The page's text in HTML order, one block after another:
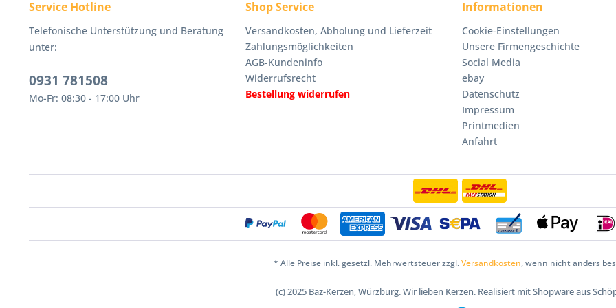
Service Hotline
Telefonische Unterstützung und Beratung
unter:
0931 781508
Mo-Fr: 08:30 - 17:00 Uhr
Shop Service
Versandkosten, Abholung und Lieferzeit
Zahlungsmöglichkeiten
AGB-Kundeninfo
Widerrufsrecht
Bestellung widerrufen
Informationen
Cookie-Einstellungen
Unsere Firmengeschichte
Social Media
ebay
Datenschutz
Impressum
Printmedien
Anfahrt
* Alle Preise inkl. gesetzl. Mehrwertsteuer zzgl.Versandkosten, wenn nicht anders
(c) 2025 Baz-Kerzen, Würzburg. Wir lieben Kerzen. Realisiert mit Shopware aus